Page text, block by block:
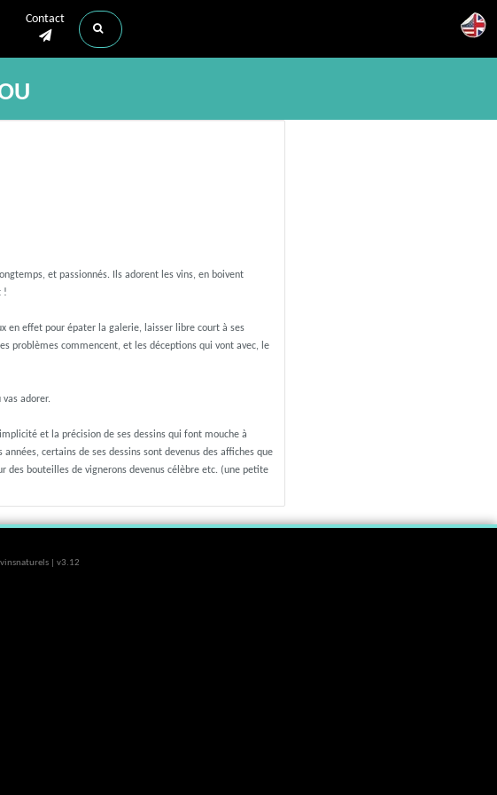
Contact
et passionnés. Ils adorent les vins, en boivent
!
en effet pour épater la galerie, laisser libre court à ses
problèmes commencent, et les déceptions qui vont avec, le
adorer.
et la précision de ses dessins qui font mouche à
certains de ses dessins sont devenus des affiches que
des bouteilles de vignerons devenus célèbre etc. (une petite
| v3.12